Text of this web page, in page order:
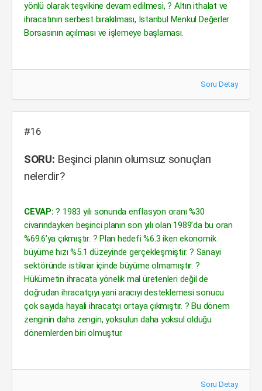
yönlü olarak teşvikine devam edilmesi, ? Altın ithalat ve
ihracatının serbest bırakılması, İstanbul Menkul Değerler
Borsasının açılması ve işlemeye başlaması.
Soru Detay
#16
SORU: Beşinci planın olumsuz sonuçları
nelerdir?
CEVAP: ? 1983 yılı sonunda enflasyon oranı %30
civarındayken beşinci planın son yılı olan 1989’da bu oran
%69.6’ya çıkmıştır. ? Plan hedefi %6.3 iken ekonomik
büyüme hızı %5.1 düzeyinde gerçekleşmiştir. ? Sanayi
sektöründe istikrar içinde büyüme olmamıştır. ?
Hükümetin ihracata yönelik mal üretenleri değil de
doğrudan ihracatçıyı yani aracıyı desteklemesi sonucu
çok sayıda hayali ihracatçı ortaya çıkmıştır. ? Bu dönem
zenginin daha zengin, yoksulun daha yoksul olduğu
dönemlerden biri olmuştur.
Soru Detay